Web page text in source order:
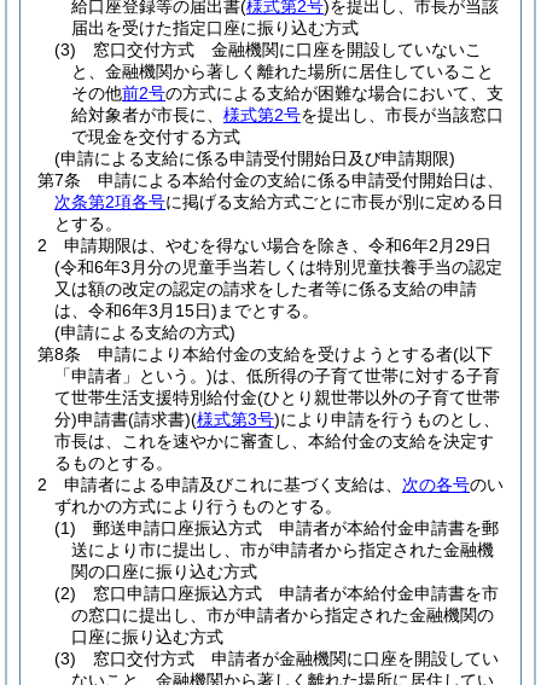
給口座登録等の届出書(様式第2号)を提出し、市長が当該
届出を受けた指定口座に振り込む方式
(3)
窓口交付方式 金融機関に口座を開設していないこ
と、金融機関から著しく離れた場所に居住していること
その他前2号の方式による支給が困難な場合において、支
給対象者が市長に、 様式第2号を提出し、市長が当該窓口
で現金を交付する方式
(申請による支給に係る申請受付開始日及び申請期限)
第7条
申請による本給付金の支給に係る申請受付開始日は、
次条第2項各号に掲げる支給方式ごとに市長が別に定める日
とする。
2
申請期限は、やむを得ない場合を除き、令和6年2月29日
(令和6年3月分の児童手当若しくは特別児童扶養手当の認定
又は額の改定の認定の請求をした者等に係る支給の申請
は、令和6年3月15日) までとする。
(申請による支給の方式)
第8条
申請により本給付金の支給を受けようとする者(以下
「申請者」という。)は、低所得の子育て世帯に対する子育
て世帯生活支援特別給付金(ひとり親世帯以外の子育て世帯
分)申請書(請求書)(様式第3号)により申請を行うものとし、
市長は、これを速やかに審査し、本給付金の支給を決定す
るものとする。
2
申請者による申請及びこれに基づく支給は、 次の各号のい
ずれかの方式により行うものとする。
(1)
郵送申請口座振込方式 申請者が本給付金申請書を郵
送により市に提出し、市が申請者から指定された金融機
関の口座に振り込む方式
(2)
窓口申請口座振込方式 申請者が本給付金申請書を市
の窓口に提出し、市が申請者から指定された金融機関の
口座に振り込む方式
(3)
窓口交付方式 申請者が金融機関に口座を開設してい
ないこと、金融機関から著しく離れた場所に居住してい